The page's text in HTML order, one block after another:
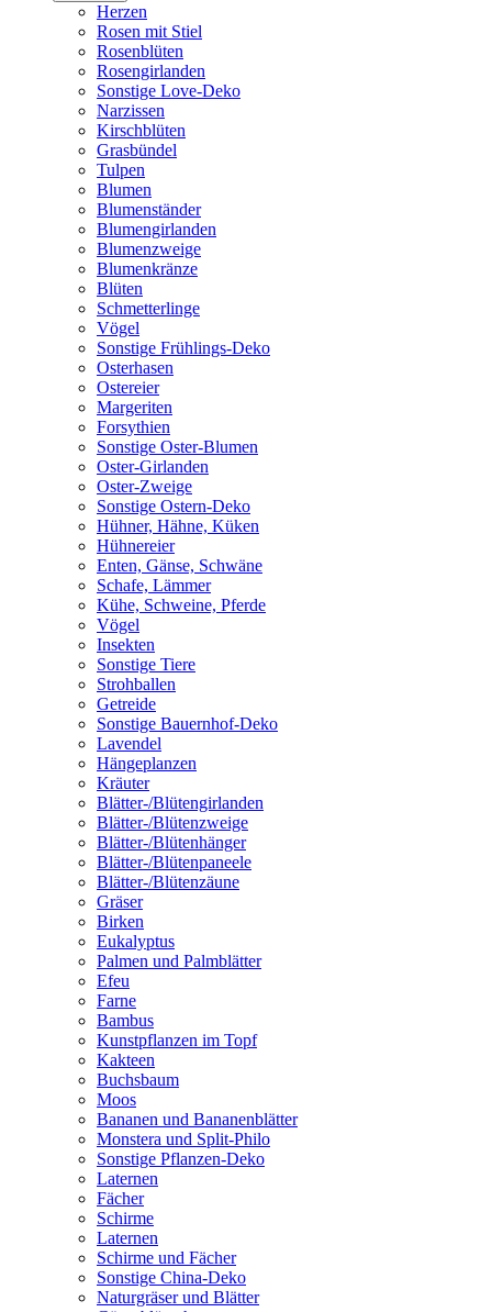
Herzen
Rosen mit Stiel
Rosenblüten
Rosengirlanden
Sonstige Love-Deko
Narzissen
Kirschblüten
Grasbündel
Tulpen
Blumen
Blumenständer
Blumengirlanden
Blumenzweige
Blumenkränze
Blüten
Schmetterlinge
Vögel
Sonstige Frühlings-Deko
Osterhasen
Ostereier
Margeriten
Forsythien
Sonstige Oster-Blumen
Oster-Girlanden
Oster-Zweige
Sonstige Ostern-Deko
Hühner, Hähne, Küken
Hühnereier
Enten, Gänse, Schwäne
Schafe, Lämmer
Kühe, Schweine, Pferde
Vögel
Insekten
Sonstige Tiere
Strohballen
Getreide
Sonstige Bauernhof-Deko
Lavendel
Hängeplanzen
Kräuter
Blätter-/Blütengirlanden
Blätter-/Blütenzweige
Blätter-/Blütenhänger
Blätter-/Blütenpaneele
Blätter-/Blütenzäune
Gräser
Birken
Eukalyptus
Palmen und Palmblätter
Efeu
Farne
Bambus
Kunstpflanzen im Topf
Kakteen
Buchsbaum
Moos
Bananen und Bananenblätter
Monstera und Split-Philo
Sonstige Pflanzen-Deko
Laternen
Fächer
Schirme
Laternen
Schirme und Fächer
Sonstige China-Deko
Naturgräser und Blätter